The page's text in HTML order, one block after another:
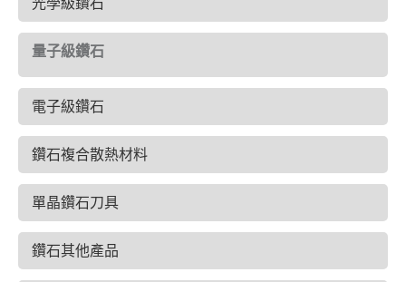
量子級鑽石
電子級鑽石
鑽石複合散熱材料
單晶鑽石刀具
鑽石其他產品